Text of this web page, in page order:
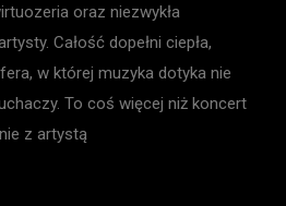
oraz niezwykła
Całość dopełni ciepła,
w której muzyka dotyka nie
To coś więcej niż koncert
z artystą